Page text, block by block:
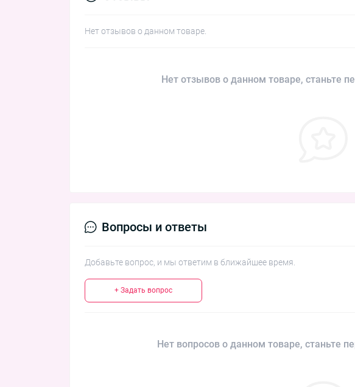
Нет отзывов о данном товаре.
Нет отзывов о данном товаре, станьте
Вопросы и ответы
Добавьте вопрос, и мы ответим в ближайшее время.
+ Задать вопрос
Нет вопросов о данном товаре, станьте